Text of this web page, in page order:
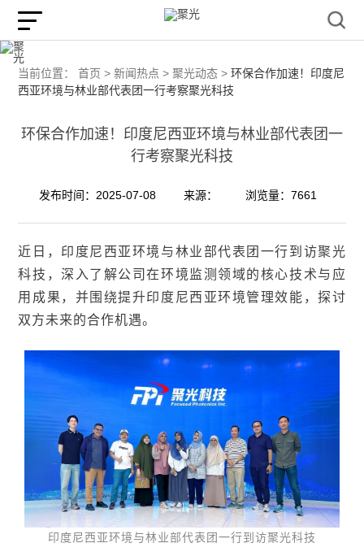
当前位置： 首页 > 新闻热点 > 聚光动态 > 环保合作加速！印度尼
西亚环境与林业部代表团一行考察聚光科技
环保合作加速！印度尼西亚环境与林业部代表团一
行考察聚光科技
发布时间：2025-07-08 来源： 浏览量：7661
近日， 印度尼西亚环境与林业部代表团一行到访聚光
科技，深入了解公司在环境监测领域的核心技术与应
用成果，并围绕提升印度尼西亚环境管理效能，探讨
双方未来的合作机遇。
印度尼西亚环境与林业部代表团一行到访聚光科技